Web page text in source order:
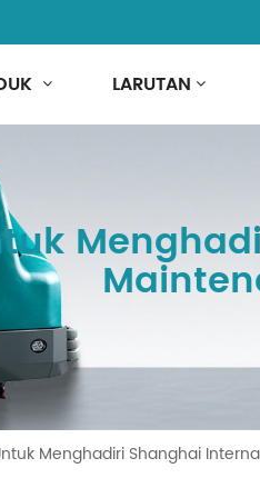
LARUTAN
Menghadiri Shanghai